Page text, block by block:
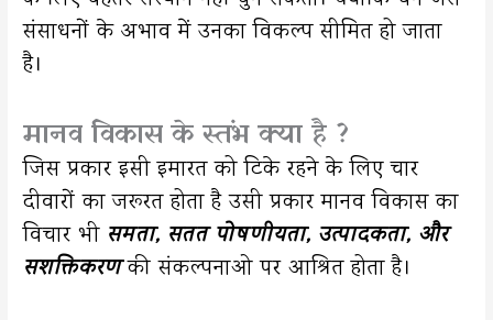
संसाधनों के अभाव में उनका विकल्प सीमित हो जाता
है।
मानव विकास के स्तंभ क्या है ?
जिस प्रकार इसी इमारत को टिके रहने के लिए चार
दीवारों का जरूरत होता है उसी प्रकार मानव विकास का
विचार भी समता, सतत पोषणीयता, उत्पादकता, और
सशक्तिकरणकी संकल्पनाओ पर आश्रित होता है।